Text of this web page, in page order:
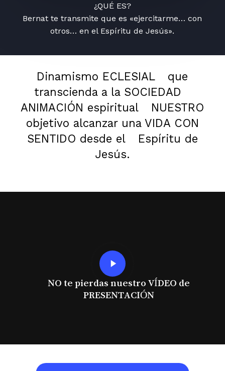
¿QUÉ ES?
Bernat te transmite que es «ejercitarme… con
otros… en el Espíritu de Jesús».
Dinamismo ECLESIAL
que
transcienda a la SOCIEDAD
ANIMACIÓN espiritual
NUESTRO
objetivo alcanzar una VIDA CON
SENTIDO desde el
Espíritu de
Jesús.
Play
Video
NO te pierdas nuestro VÍDEO de
PRESENTACIÓN